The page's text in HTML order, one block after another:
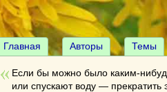
Главная Авторы Темы
Если бы можно было каким-
или спускают воду —